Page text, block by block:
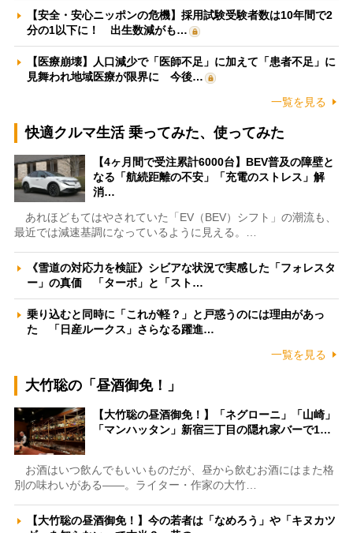
【安全・安心ニッポンの危機】採用試験受験者数は10年間で2
分の1以下に！ 出生数減がも…
【医療崩壊】人口減少で「医師不足」に加えて「患者不足」に
見舞われ地域医療が限界に 今後…
一覧を見る
快適クルマ生活 乗ってみた、使ってみた
【4ヶ月間で受注累計6000台】BEV普及の障壁と
なる「航続距離の不安」「充電のストレス」解
消…
あれほどもてはやされていた「EV（BEV）シフト」の潮流も、
最近では減速基調になっているように見える。…
《雪道の対応力を検証》シビアな状況で実感した「フォレスタ
ー」の真価 「ターボ」と「スト…
乗り込むと同時に「これが軽？」と戸惑うのには理由があっ
た 「日産ルークス」さらなる躍進…
一覧を見る
大竹聡の「昼酒御免！」
【大竹聡の昼酒御免！】「ネグローニ」「山崎」
「マンハッタン」新宿三丁目の隠れ家バーで1…
お酒はいつ飲んでもいいものだが、昼から飲むお酒にはまた格
別の味わいがある――。ライター・作家の大竹…
【大竹聡の昼酒御免！】今の若者は「なめろう」や「キヌカツ